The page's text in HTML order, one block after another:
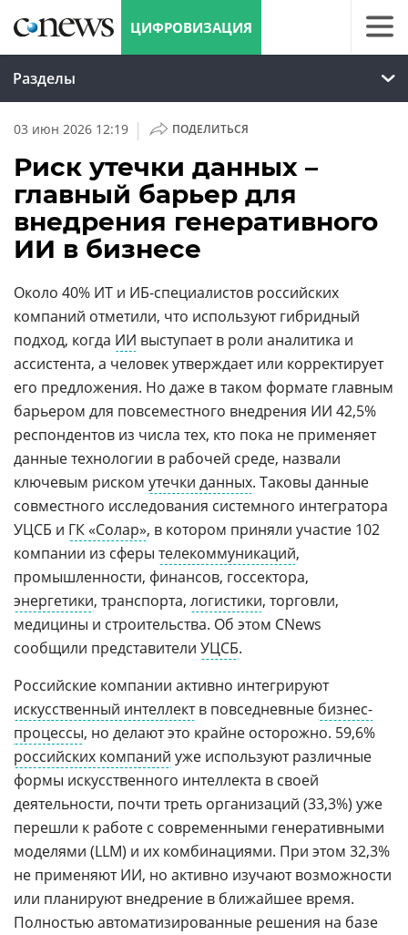
ЦИФРОВИЗАЦИЯ
Разделы
03 июн 2026 12:19 | ПОДЕЛИТЬСЯ
Риск утечки данных –
главный барьер для
внедрения генеративного
ИИ в бизнесе
Около 40% ИT и ИБ-специалистов российских
компаний отметили, что используют гибридный
подход, когда ИИ выступает в роли аналитика и
ассистента, а человек утверждает или корректирует
его предложения. Но даже в таком формате главным
барьером для повсеместного внедрения ИИ 42,5%
респондентов из числа тех, кто пока не применяет
данные технологии в рабочей среде, назвали
ключевым риском утечки данных. Таковы данные
совместного исследования системного интегратора
УЦСБ и ГК «Солар», в котором приняли участие 102
компании из сферы телекоммуникаций,
промышленности, финансов, госсектора,
энергетики, транспорта, логистики, торговли,
медицины и строительства. Об этом CNews
сообщили представители УЦСБ.
Российские компании активно интегрируют
искусственный интеллектв повседневные бизнес-
процессы, но делают это крайне осторожно. 59,6%
российских компаний уже используют различные
формы искусственного интеллекта в своей
деятельности, почти треть организаций (33,3%) уже
перешли к работе с современными генеративными
моделями (LLM) и их комбинациями. При этом 32,3%
не применяют ИИ, но активно изучают возможности
или планируют внедрение в ближайшее время.
Полностью автоматизированные решения на базе